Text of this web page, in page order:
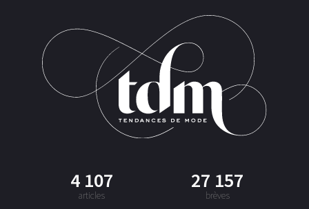
4 107
articles
27 157
brèves